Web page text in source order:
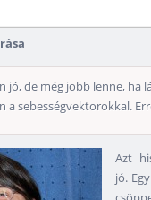
jó, de még jobb lenne, ha
a sebességvektorokkal.
Azt
jó.